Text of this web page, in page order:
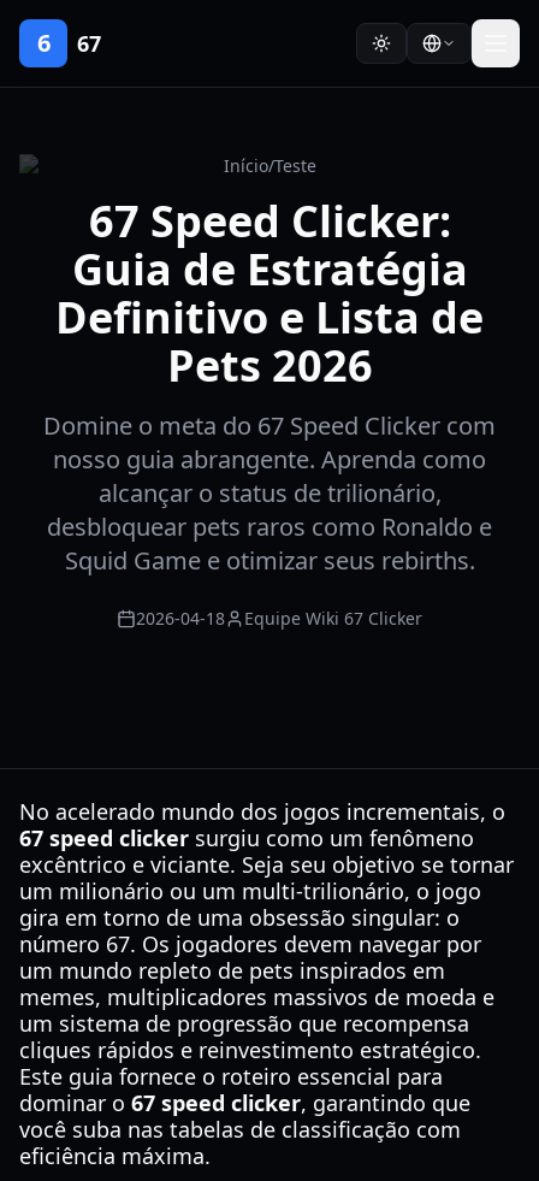
6 67
Início/Teste
67 Speed Clicker:
Guia de Estratégia
Definitivo e Lista de
Pets 2026
Domine o meta do 67 Speed Clicker com
nosso guia abrangente. Aprenda como
alcançar o status de trilionário,
desbloquear pets raros como Ronaldo e
Squid Game e otimizar seus rebirths.
2026-04-18 Equipe Wiki 67 Clicker
No acelerado mundo dos jogos incrementais, o
67 speed clicker surgiu como um fenômeno
excêntrico e viciante. Seja seu objetivo se tornar
um milionário ou um multi-trilionário, o jogo
gira em torno de uma obsessão singular: o
número 67. Os jogadores devem navegar por
um mundo repleto de pets inspirados em
memes, multiplicadores massivos de moeda e
um sistema de progressão que recompensa
cliques rápidos e reinvestimento estratégico.
Este guia fornece o roteiro essencial para
dominar o 67 speed clicker, garantindo que
você suba nas tabelas de classificação com
eficiência máxima.